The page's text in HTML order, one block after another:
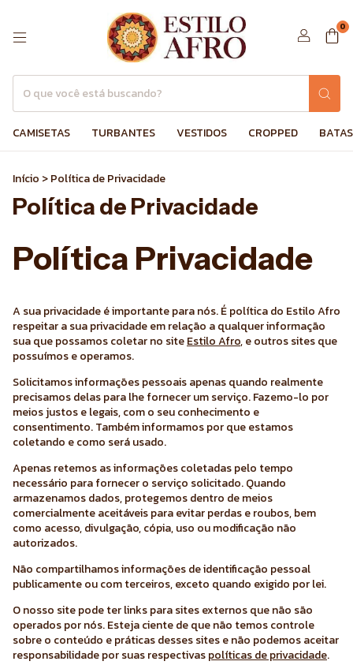
0
CAMISETAS TURBANTES VESTIDOS CROPPED
Início >Política de Privacidade
Política de Privacidade
Política Privacidade
A sua privacidade é importante para nós. É política do Estilo Afro
respeitar a sua privacidade em relação a qualquer informação
sua que possamos coletar no siteEstilo Afro, e outros sites que
possuímos e operamos.
Solicitamos informações pessoais apenas quando realmente
precisamos delas para lhe fornecer um serviço. Fazemo-lo por
meios justos e legais, com o seu conhecimento e
consentimento. Também informamos por que estamos
coletando e como será usado.
Apenas retemos as informações coletadas pelo tempo
necessário para fornecer o serviço solicitado. Quando
armazenamos dados, protegemos dentro de meios
comercialmente aceitáveis ​​para evitar perdas e roubos, bem
como acesso, divulgação, cópia, uso ou modificação não
autorizados.
Não compartilhamos informações de identificação pessoal
publicamente ou com terceiros, exceto quando exigido por lei.
O nosso site pode ter links para sites externos que não são
operados por nós. Esteja ciente de que não temos controle
sobre o conteúdo e práticas desses sites e não podemos aceitar
responsabilidade por suas respectivaspolíticas de privacidade.